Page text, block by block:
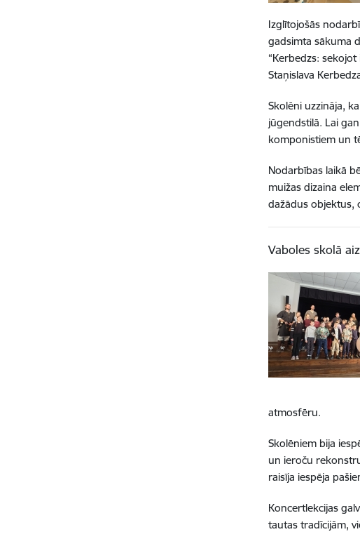
Izglītojošās
gadsimta sākuma
“Kerbedzs:
Staņislava
Skolēni uzzināja,
jūgendstilā. Lai
komponistiem un
Nodarbības laikā
muižas dizaina
dažādus objektus,
Vaboles skolā
atmosfēru.
Skolēniem bija
un ieroču
raisīja iespēja
Koncertlekcijas
tautas tradīcijām,